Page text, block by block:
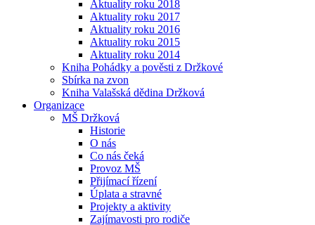
Aktuality roku 2018
Aktuality roku 2017
Aktuality roku 2016
Aktuality roku 2015
Aktuality roku 2014
Kniha Pohádky a pověsti z Držkové
Sbírka na zvon
Kniha Valašská dědina Držková
Organizace
MŠ Držková
Historie
O nás
Co nás čeká
Provoz MŠ
Přijímací řízení
Úplata a stravné
Projekty a aktivity
Zajímavosti pro rodiče